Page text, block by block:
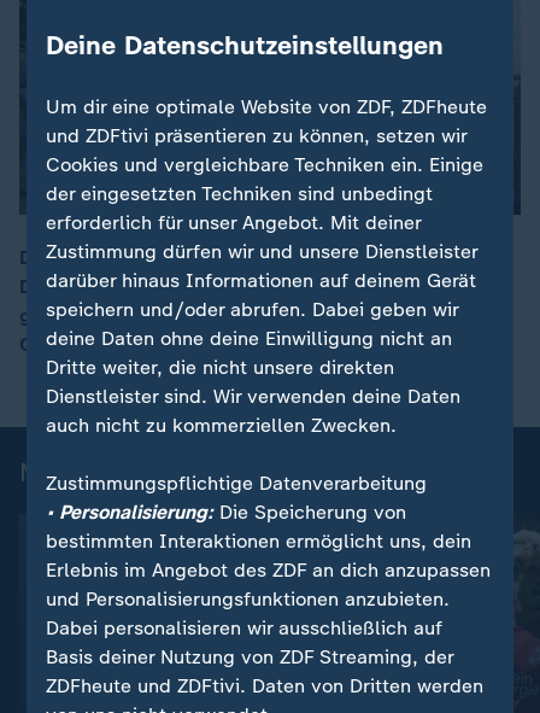
Die Segel-Rennserie SailGP macht erstmals Station in
Deutschland. Vor dem Ostseeort Sassnitz auf Rügen
gibt es zwei Wettkampftage (ZDF live). Für das kleine
Ostseestädtchen ein "Megaevent".
Mehr News aus dem Sport
Deine Datenschutzeinstellungen
Um dir eine optimale Website von ZDF, ZDFheute
und ZDFtivi präsentieren zu können, setzen wir
Cookies und vergleichbare Techniken ein. Einige
der eingesetzten Techniken sind unbedingt
erforderlich für unser Angebot. Mit deiner
Zustimmung dürfen wir und unsere Dienstleister
darüber hinaus Informationen auf deinem Gerät
speichern und/oder abrufen. Dabei geben wir
deine Daten ohne deine Einwilligung nicht an
Dritte weiter, die nicht unsere direkten
Dienstleister sind. Wir verwenden deine Daten
auch nicht zu kommerziellen Zwecken.
Zustimmungspflichtige Datenverarbeitung
• Personalisierung:Die Speicherung von
bestimmten Interaktionen ermöglicht uns, dein
Erlebnis im Angebot des ZDF an dich anzupassen
und Personalisierungsfunktionen anzubieten.
Dabei personalisieren wir ausschließlich auf
Basis deiner Nutzung von ZDF Streaming, der
ZDFheute und ZDFtivi. Daten von Dritten werden